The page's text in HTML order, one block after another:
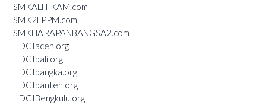
SMKALHIKAM.com
SMK2LPPM.com
SMKHARAPANBANGSA2.com
HDCIaceh.org
HDCIbali.org
HDCIbangka.org
HDCIbanten.org
HDCIBengkulu.org